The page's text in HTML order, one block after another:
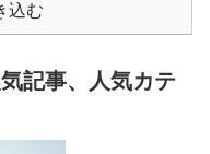
込む
記事、人気カテ